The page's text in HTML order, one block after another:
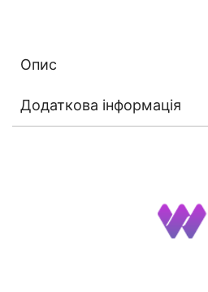
Опис
Додаткова інформація